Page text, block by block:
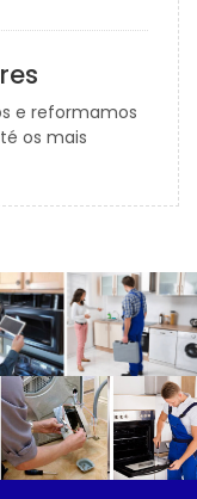
e reformamos
os mais